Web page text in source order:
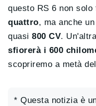
questo RS 6 non
quattro, ma anche
quasi800 CV.
sfiorerà i 600
scopriremo a metà
* Questa notizia è